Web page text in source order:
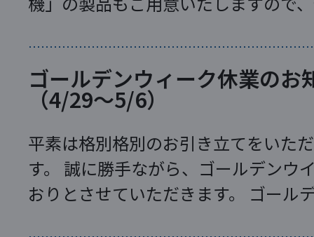
ゴールデンウィーク休業のお
（4/29～5/6）
平素は格別格別のお引き立てをいた
す。 誠に勝手ながら、ゴールデンウ
おりとさせていただきます。 ゴール